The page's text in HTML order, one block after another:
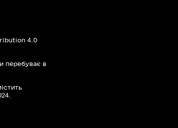
4.0
перебуває в